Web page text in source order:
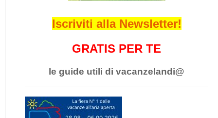
Iscriviti alla Newsletter!
GRATIS PER TE
le guide utili di vacanzelandi@